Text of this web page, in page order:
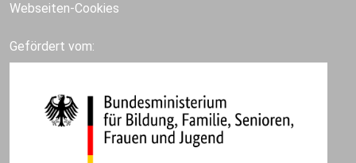
Webseiten-Cookies
Gefördert vom: